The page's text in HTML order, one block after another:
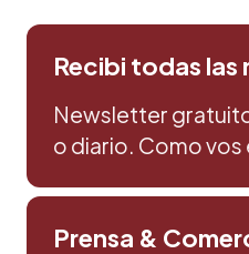
Recibi todas las
Newsletter
o diario. Como vos
Prensa &